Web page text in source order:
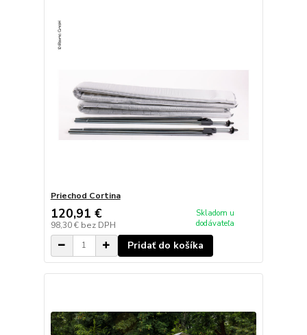
Priechod Cortina
120,91 €
98,30 € bez DPH
Skladom u
dodávateľa
Pridať do košíka